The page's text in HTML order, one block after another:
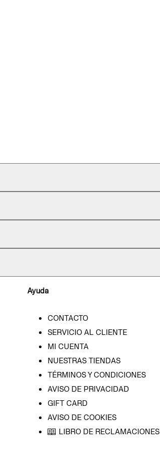
Ayuda
CONTACTO
SERVICIO AL CLIENTE
MI CUENTA
NUESTRAS TIENDAS
TÉRMINOS Y CONDICIONES
AVISO DE PRIVACIDAD
GIFT CARD
AVISO DE COOKIES
LIBRO DE RECLAMACIONES